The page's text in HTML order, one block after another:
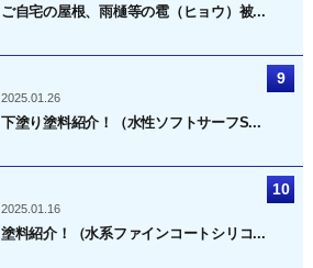
ご自宅の屋根、雨樋等の雹（ヒョウ）被...
2025.01.26
下塗り塗料紹介！（水性ソフトサーフS...
2025.01.16
塗料紹介！（水系ファインコートシリコ...